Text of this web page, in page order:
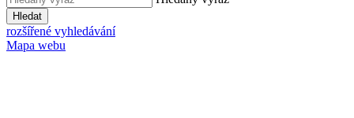
Hledat
rozšířené vyhledávání
Mapa webu